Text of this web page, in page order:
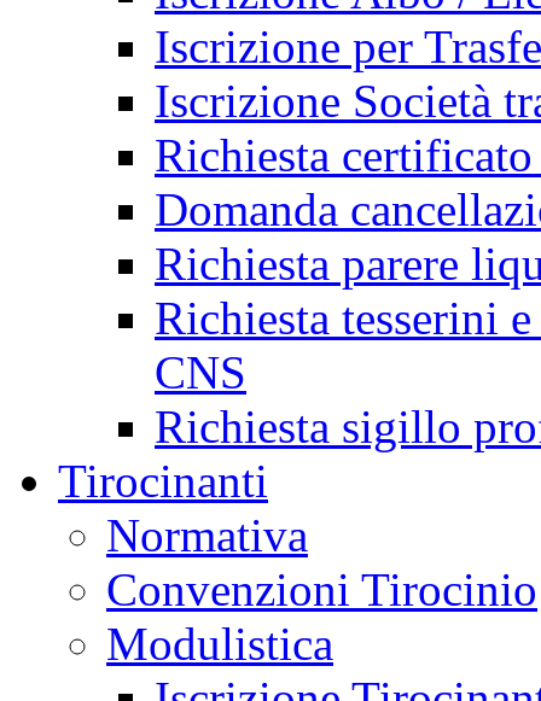
Iscrizione per
Iscrizione Società
Richiesta
Domanda
Richiesta parere
Richiesta tesserini
CNS
Richiesta sigillo
Tirocinanti
Normativa
Convenzioni Tirocinio
Modulistica